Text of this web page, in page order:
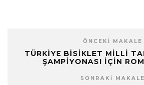
ÖNCEKI MAKALE
TÜRKIYE BISIKLET MILLI
ŞAMPIYONASI İÇIN
SONRAKI MAKALE